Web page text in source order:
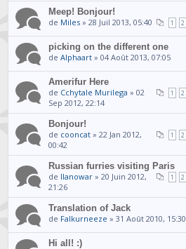
Meep! Bonjour!
1 2
de Miles » 28 Juil 2013, 05:40
picking on the different one
deAlphaart » 04 Août 2013, 07:05
Amerifur Here
1 2
de Cchytale Murilega » 02
Sep 2012, 22:14
Bonjour!
1 2
de cooncat » 22 Jan 2012,
00:42
Russian furries visiting Paris
1 2
de llanowar » 20 Juin 2012,
21:26
Translation of Jack
de Falkurneeze » 31 Août 2010, 15:30
Hi all! :)